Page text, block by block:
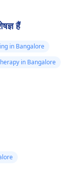
हैं
in Bangalore
in Bangalore